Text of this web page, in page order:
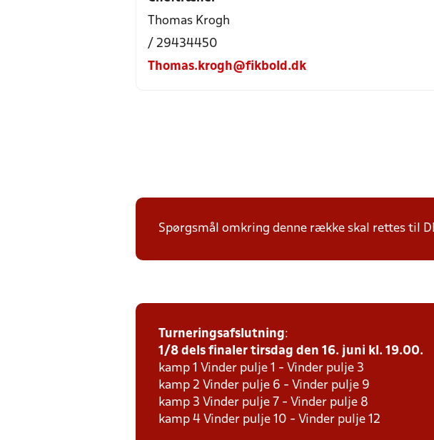
Thomas Krogh
/ 29434450
Thomas.krogh@fikbold.dk
Spørgsmål omkring denne række skal rettes til
Turneringsafslutning:
1/8 dels finaler tirsdag den 16. juni kl. 19.00.
kamp 1 Vinder pulje 1 - Vinder pulje 3
kamp 2 Vinder pulje 6 - Vinder pulje 9
kamp 3 Vinder pulje 7 - Vinder pulje 8
kamp 4 Vinder pulje 10 - Vinder pulje 12